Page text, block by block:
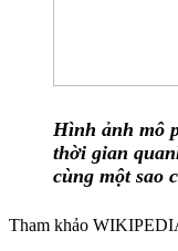
Hình ảnh mô
thời gian
cùng một sao
Tham khảo